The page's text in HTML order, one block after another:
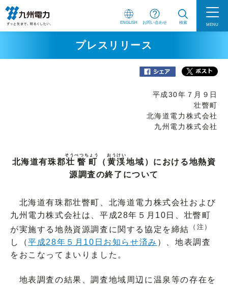
ENGLISH お問い合わせ 検索 MENU
プレスリリース
平成30年７月９日
壮瞥町
北海道電力株式会社
九州電力株式会社
北海道有珠郡壮瞥町
そうべつちょう
（ 黄渓
おうけい
地域）における地熱資
源調査の終了について
北海道有珠郡壮瞥町、北海道電力株式会社および
九州電力株式会社は、平成28年５月10日、壮瞥町
が実施する地熱資源調査に関する協定を締結
（注）
し（平成28年５月10日お知らせ済み ）、地表調査
をおこなってまいりました。
地表調査の結果、調査地域周辺に温泉等の存在を